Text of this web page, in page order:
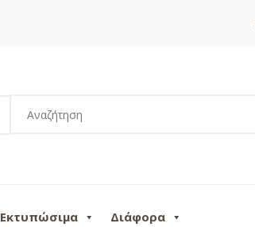
Εκτυπώσιμα Διάφορα